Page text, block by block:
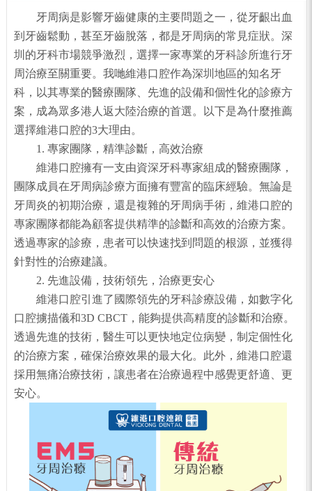
牙周病是影響牙齒健康的主要問題之一，從牙齦出血
到牙齒鬆動，甚至牙齒脫落，都是牙周病的常見症狀。深
圳的牙科市場競爭激烈，選擇一家專業的牙科診所進行牙
周治療至關重要。我哋維港口腔作為深圳地區的知名牙
科，以其專業的醫療團隊、先進的設備和個性化的診療方
案，成為眾多港人返大陸治療的首選。以下是為什麼推薦
選擇維港口腔的3大理由。
1. 專家團隊，精準診斷，高效治療
維港口腔擁有一支由資深牙科專家組成的醫療團隊，
團隊成員在牙周病診療方面擁有豐富的臨床經驗。無論是
牙周炎的初期治療，還是複雜的牙周病手術，維港口腔的
專家團隊都能為顧客提供精準的診斷和高效的治療方案。
透過專家的診療，患者可以快速找到問題的根源，並獲得
針對性的治療建議。
2. 先進設備，技術領先，治療更安心
維港口腔引進了國際領先的牙科診療設備，如數字化
口腔擄描儀和3D CBCT，能夠提供高精度的診斷和治療。
透過先進的技術，醫生可以更快地定位病變，制定個性化
的治療方案，確保治療效果的最大化。此外，維港口腔還
採用無痛治療技術，讓患者在治療過程中感覺更舒適、更
安心。